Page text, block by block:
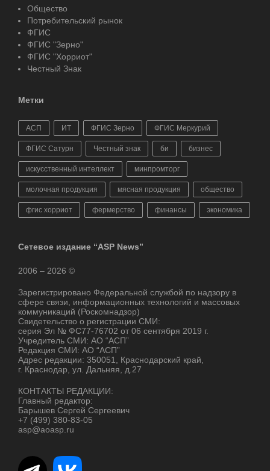
Общество
Потребительский рынок
ФГИС
ФГИС "Зерно"
ФГИС "Хорриот"
Честный Знак
Метки
АСП ИТ ФГИС Зерно ФГИС Меркурий
ФГИС Сатурн Честный знак би бизнес
искусственный интеллект минпромторг
молочная продукция мясная продукция общество
фгис хорриот фермерство финансы экономика
Сетевое издание “ASP News”
2006 – 2026 ©
Зарегистрировано Федеральной службой по надзору в
сфере связи, информационных технологий и массовых
коммуникаций (Роскомнадзор)
Свидетельство о регистрации СМИ:
серия Эл № ФС77-76702 от 06 сентября 2019 г.
Учредитель СМИ: АО “АСП”
Редакция СМИ: АО “АСП”
Адрес редакции: 350051, Краснодарский край,
г. Краснодар, ул. Дальняя, д.27
КОНТАКТЫ РЕДАКЦИИ:
Главный редактор:
Барышев Сергей Сергеевич
+7 (499) 380-83-05
asp@aoasp.ru